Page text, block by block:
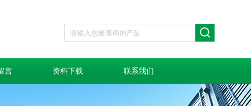
言 资料下载 联系我们